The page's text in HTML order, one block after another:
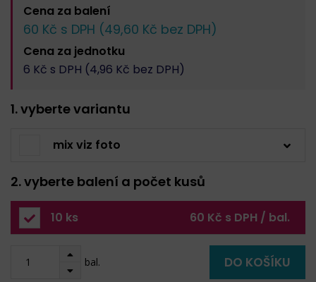
Cena za balení
60 Kč s DPH (49,60 Kč bez DPH)
Cena za jednotku
6 Kč s DPH (4,96 Kč bez DPH)
1. vyberte variantu
mix viz foto
2. vyberte balení a počet kusů
10 ks 60 Kč s DPH / bal.
bal. DO KOŠÍKU